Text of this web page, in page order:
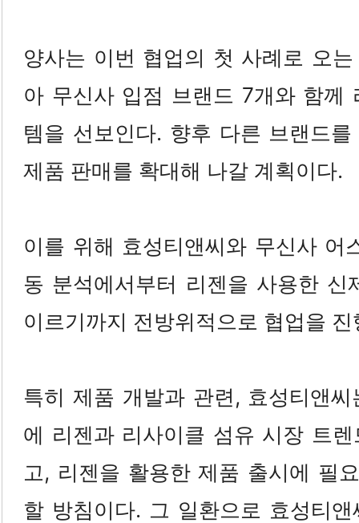
양사는 이번 협업의 첫 사례로 오는
아 무신사 입점 브랜드 7개와 함께
템을 선보인다. 향후 다른 브랜드
제품 판매를 확대해 나갈 계획이다.
이를 위해 효성티앤씨와 무신사 어
동 분석에서부터 리젠을 사용한 신
이르기까지 전방위적으로 협업을 진
특히 제품 개발과 관련, 효성티앤
에 리젠과 리사이클 섬유 시장 트
고, 리젠을 활용한 제품 출시에 필
할 방침이다. 그 일환으로 효성티